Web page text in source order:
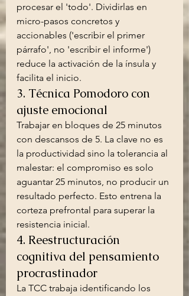
procesar el 'todo'. Dividirlas en
micro-pasos concretos y
accionables ('escribir el primer
párrafo', no 'escribir el informe')
reduce la activación de la ínsula y
facilita el inicio.
3. Técnica Pomodoro con
ajuste emocional
Trabajar en bloques de 25 minutos
con descansos de 5. La clave no es
la productividad sino la tolerancia al
malestar: el compromiso es solo
aguantar 25 minutos, no producir un
resultado perfecto. Esto entrena la
corteza prefrontal para superar la
resistencia inicial.
4. Reestructuración
cognitiva del pensamiento
procrastinador
La TCC trabaja identificando los